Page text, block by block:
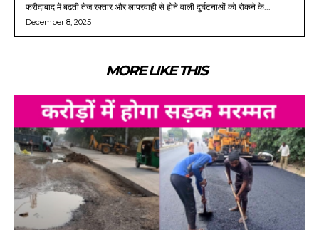
फरीदाबाद में बढ़ती तेज रफ्तार और लापरवाही से होने वाली दुर्घटनाओं को रोकने के...
December 8, 2025
MORE LIKE THIS